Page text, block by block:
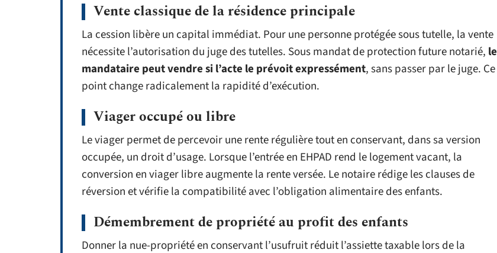
Vente classique de la résidence principale
La cession libère un capital immédiat. Pour une personne protégée sous tutelle, la vente
nécessite l’autorisation du juge des tutelles. Sous mandat de protection future notarié, le
mandataire peut vendre si l’acte le prévoit expressément, sans passer par le juge. Ce
point change radicalement la rapidité d’exécution.
Viager occupé ou libre
Le viager permet de percevoir une rente régulière tout en conservant, dans sa version
occupée, un droit d’usage. Lorsque l’entrée en EHPAD rend le logement vacant, la
conversion en viager libre augmente la rente versée. Le notaire rédige les clauses de
réversion et vérifie la compatibilité avec l’obligation alimentaire des enfants.
Démembrement de propriété au profit des enfants
Donner la nue-propriété en conservant l’usufruit réduit l’assiette taxable lors de la